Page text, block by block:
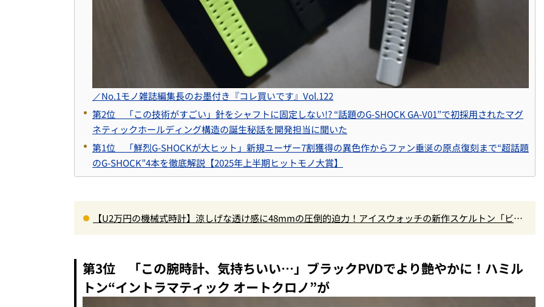
／No.1モノ雑誌編集長のお墨付き『コレ買いです』Vol.122
第2位 「この技術がすごい」針をシャフトに固定しない!? “話題のG-SHOCK GA-V01”で初採用されたマグ
ネティックホールディング構造の誕生秘話を開発担当に聞いた
第1位 「鮮烈G-SHOCKが大ヒット」新規ユーザー7割獲得の異色作からファン垂涎の原点復刻まで“超話題
のG-SHOCK”4本を徹底解説【2025年上半期ヒットモノ大賞】
【U2万円の機械式時計】涼しげな透け感に48mmの圧倒的迫力！アイスウォッチの新作スケルトン「ビウ
第3位 「この腕時計、気持ちいい…」ブラックPVDでより艶やかに！ハミル
トン“イントラマティック オートクロノ”が